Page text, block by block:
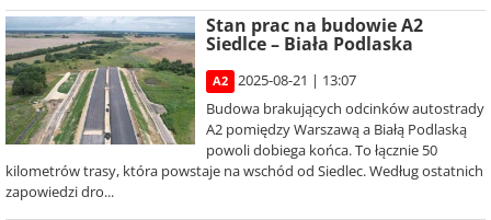
Stan prac na budowie A2
Siedlce – Biała Podlaska
A2
2025-08-21 | 13:07
Budowa brakujących odcinków autostrady
A2 pomiędzy Warszawą a Białą Podlaską
powoli dobiega końca. To łącznie 50
kilometrów trasy, która powstaje na wschód od Siedlec. Według ostatnich
zapowiedzi dro...